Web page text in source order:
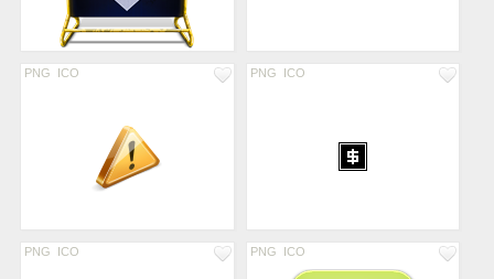
PNG ICO PNG ICO
PNG ICO PNG ICO